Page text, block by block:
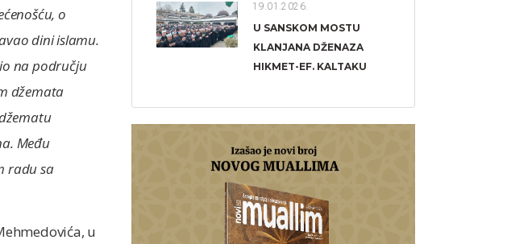
o
dini islamu.
na području
džemata
Među
radu sa
u
19.01.2026.
U SANSKOM MOSTU
KLANJANA DŽENAZA
HIKMET-EF. KALTAKU